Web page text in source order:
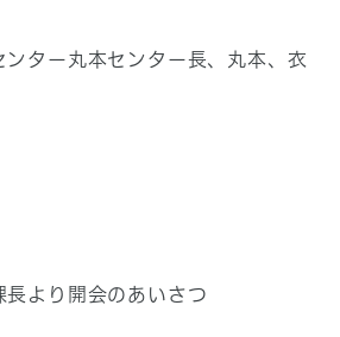
ンター丸本センター長、丸本、衣
長より開会のあいさつ